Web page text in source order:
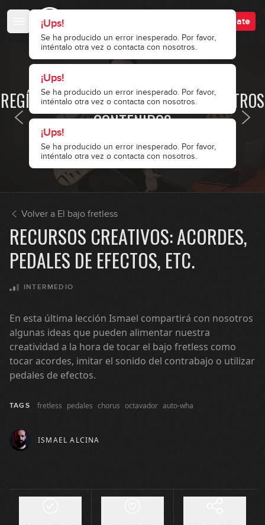
Regístrate
REGÍSTRATE Y ACCEDE A TODOS NUESTROS
CONTENIDOS
Accede Regístrate
Volver a El bajo fretless
RECURSOS CREATIVOS: ACORDES,
PEDALES DE EFECTOS, ETC.
INTERMEDIO
En esta última lección Ismael compartirá con nosotros
algunas ideas que pueden alimentar nuestra
creatividad a la hora de tocar el bajo fretless como
tocar acordes, imitar el sonido del contrabajo o utilizar
pedales de efectos.
TAGS fretless pedales chorus octavador auto-wha
ISMAEL ALCINA
1
2
Historia y referentes del bajo